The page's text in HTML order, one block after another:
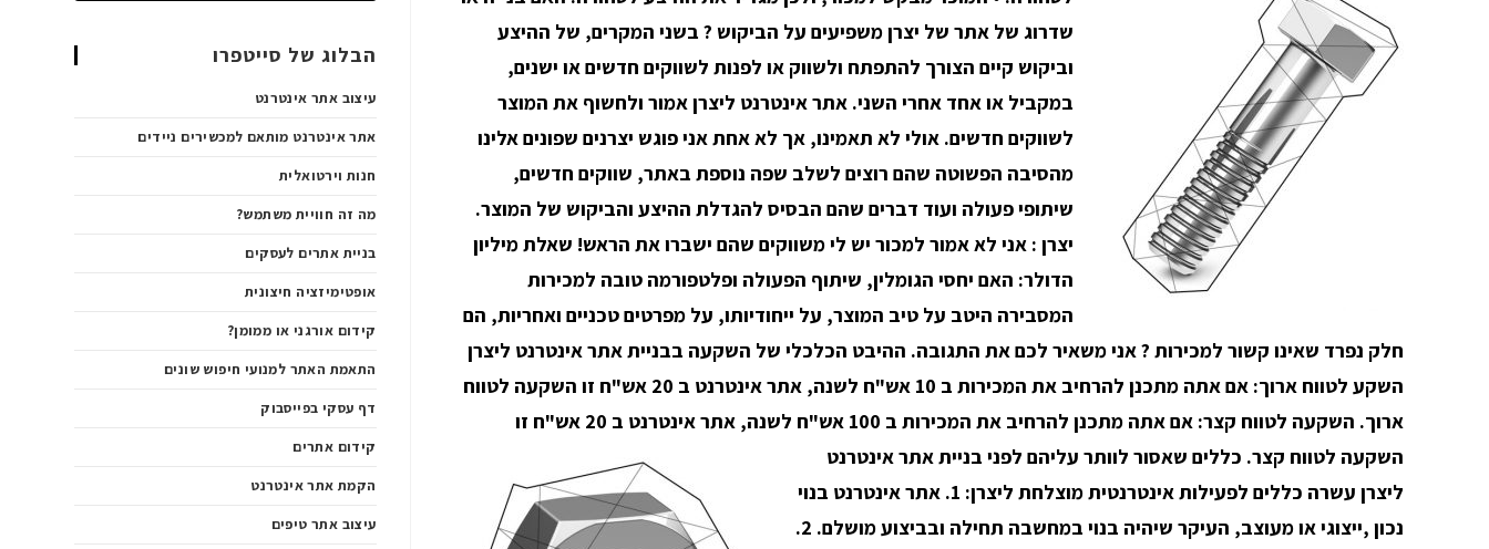
שדרוג של אתר של יצרן משפיעים על הביקוש ? בשני המקרים, של ההיצע
וביקוש קיים הצורך להתפתח ולשווק או לפנות לשווקים חדשים או ישנים,
במקביל או אחד אחרי השני. אתר אינטרנט ליצרן אמור ולחשוף את המוצר
לשווקים חדשים. אולי לא תאמינו, אך לא אחת אני פוגש יצרנים שפונים אלינו
מהסיבה הפשוטה שהם רוצים לשלב שפה נוספת באתר, שווקים חדשים,
שיתופי פעולה ועוד דברים שהם הבסיס להגדלת ההיצע והביקוש של המוצר.
יצרן : אני לא אמור למכור יש לי משווקים שהם ישברו את הראש! שאלת מיליון
הדולר: האם יחסי הגומלין, שיתוף הפעולה ופלטפורמה טובה למכירות
המסבירה היטב על טיב המוצר, על ייחודיותו, על מפרטים טכניים ואחריות, הם
חלק נפרד שאינו קשור למכירות ? אני משאיר לכם את התגובה. ההיבט הכלכלי של השקעה בבניית אתר אינטרנט ליצרן
השקע לטווח ארוך: אם אתה מתכנן להרחיב את המכירות ב 10 אש"ח לשנה, אתר אינטרנט ב 20 אש"ח זו השקעה לטווח
ארוך. השקעה לטווח קצר: אם אתה מתכנן להרחיב את המכירות ב 100 אש"ח לשנה, אתר אינטרנט ב 20 אש"ח זו
השקעה לטווח קצר. כללים שאסור לוותר עליהם לפני בניית אתר אינטרנט
ליצרן עשרה כללים לפעילות אינטרנטית מוצלחת ליצרן: 1. אתר אינטרנט בנוי
נכון ,ייצוגי או מעוצב, העיקר שיהיה בנוי במחשבה תחילה ובביצוע מושלם. 2.
הבלוג של סייטפרו
עיצוב אתר אינטרנט
אתר אינטרנט מותאם למכשירים ניידים
חנות וירטואלית
מה זה חוויית משתמש?
בניית אתרים לעסקים
אופטימיזציה חיצונית
קידום אורגני או ממומן?
התאמת האתר למנועי חיפוש שונים
דף עסקי בפייסבוק
קידום אתרים
הקמת אתר אינטרנט
עיצוב אתר טיפים